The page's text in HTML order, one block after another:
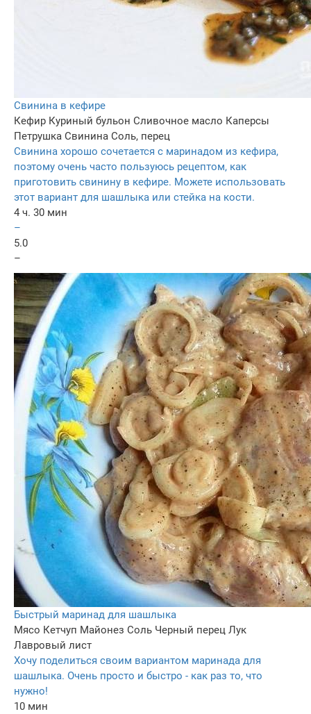
Свинина в кефире
Кефир Куриный бульон Сливочное масло Каперсы
Петрушка Свинина Соль, перец
Свинина хорошо сочетается с маринадом из кефира,
поэтому очень часто пользуюсь рецептом, как
приготовить свинину в кефире. Можете использовать
этот вариант для шашлыка или стейка на кости.
4 ч. 30 мин
–
5.0
–
Быстрый маринад для шашлыка
Мясо Кетчуп Майонез Соль Черный перец Лук
Лавровый лист
Хочу поделиться своим вариантом маринада для
шашлыка. Очень просто и быстро - как раз то, что
нужно!
10 мин